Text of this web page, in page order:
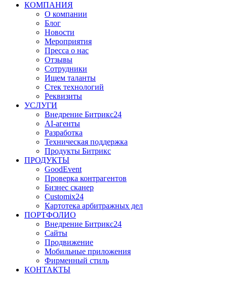
КОМПАНИЯ
О компании
Блог
Новости
Мероприятия
Пресса о нас
Отзывы
Сотрудники
Ищем таланты
Стек технологий
Реквизиты
УСЛУГИ
Внедрение Битрикс24
AI-агенты
Разработка
Техническая поддержка
Продукты Битрикс
ПРОДУКТЫ
GoodEvent
Проверка контрагентов
Бизнес сканер
Customix24
Картотека арбитражных дел
ПОРТФОЛИО
Внедрение Битрикс24
Сайты
Продвижение
Мобильные приложения
Фирменный стиль
КОНТАКТЫ